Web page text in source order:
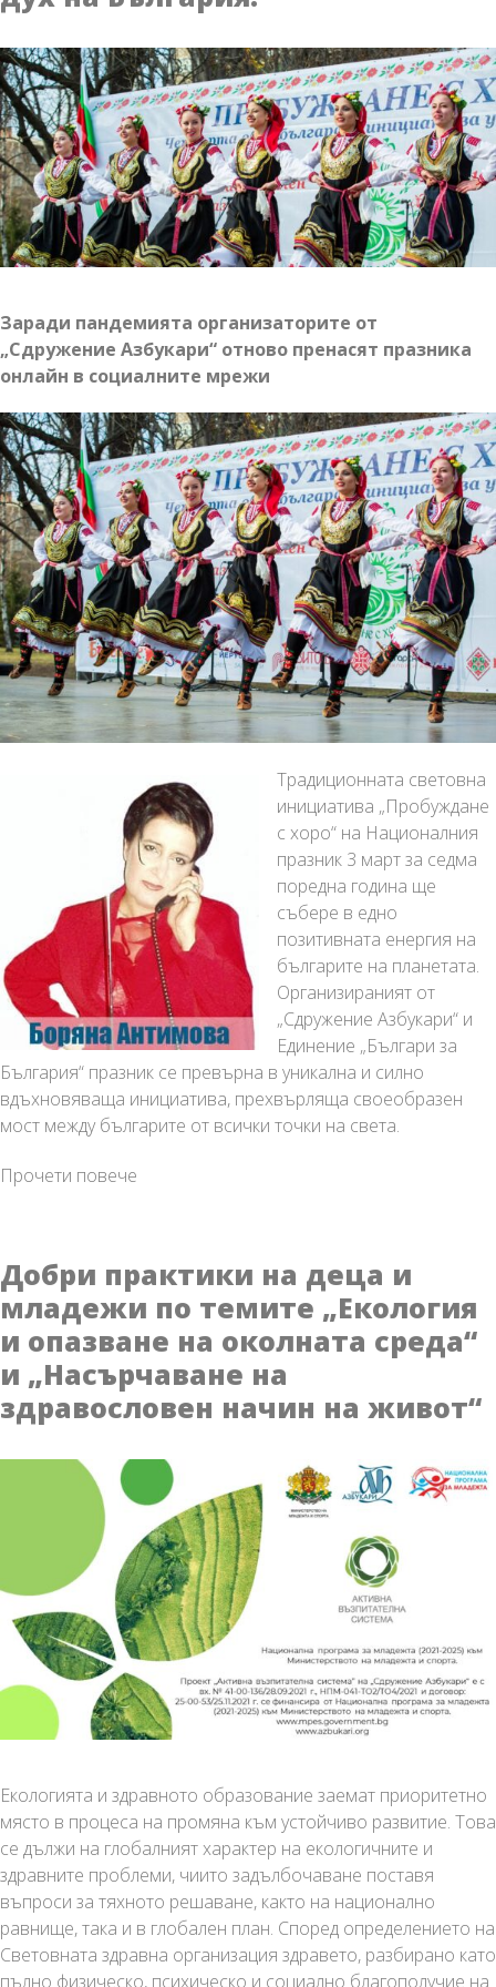
„невидимите“
хора
на
пазара
на
труда
Заради пандемията организаторите от
„Сдружение Азбукари“ отново пренасят празника
онлайн в социалните мрежи
Традиционната световна
инициатива „Пробуждане
с хоро“ на Националния
празник 3 март за седма
поредна година ще
събере в едно
позитивната енергия на
българите на планетата.
Организираният от
„Сдружение Азбукари“ и
Единение „Българи за
България“ празник се превърна в уникална и силно
вдъхновяваща инициатива, прехвърляща своеобразен
мост между българите от всички точки на света.
Прочети повече
7-
ми
път
обиколи
света
живият
България!
Добри практики на деца и
младежи по темите „Екология
и опазване на околната среда“
и „Насърчаване на
здравословен начин на живот“
Екологията и здравното образование заемат приоритетно
място в процеса на промяна към устойчиво развитие. Това
се дължи на глобалният характер на екологичните и
здравните проблеми, чиито задълбочаване поставя
въпроси за тяхното решаване, както на национално
равнище, така и в глобален план. Според определението на
Световната здравна организация здравето, разбирано като
пълно физическо, психическо и социално благополучие на